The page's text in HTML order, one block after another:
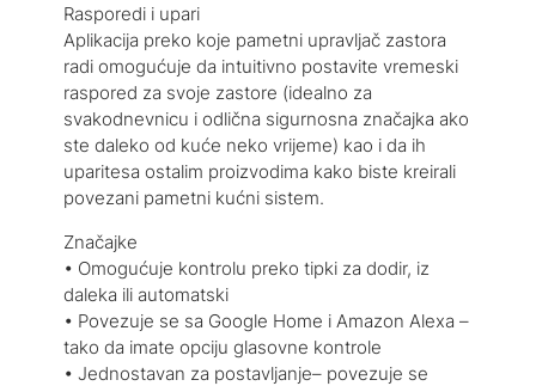
Rasporedi i upari
Aplikacija preko koje pametni upravljač zastora
radi omogućuje da intuitivno postavite vremeski
raspored za svoje zastore (idealno za
svakodnevnicu i odlična sigurnosna značajka ako
ste daleko od kuće neko vrijeme) kao i da ih
uparitesa ostalim proizvodima kako biste kreirali
povezani pametni kućni sistem.
Značajke
• Omogućuje kontrolu preko tipki za dodir, iz
daleka ili automatski
• Povezuje se sa Google Home i Amazon Alexa –
tako da imate opciju glasovne kontrole
• Jednostavan za postavljanje– povezuje se